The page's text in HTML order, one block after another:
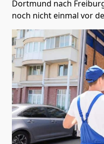
Dortmund nach
noch nicht einmal vor